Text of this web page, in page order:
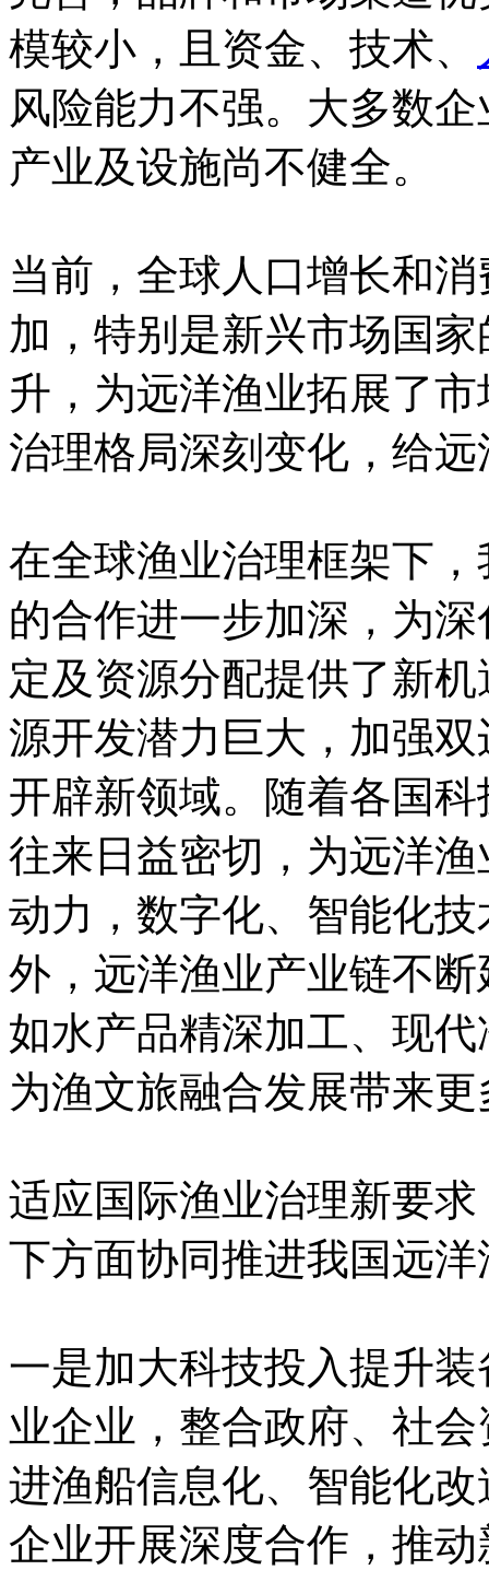
模较小，且资金、技术、
风险能力不强。大多数
产业及设施尚不健全。
当前，全球人口增长和
加，特别是新兴市场国
升，为远洋渔业拓展了
治理格局深刻变化，给
在全球渔业治理框架下
的合作进一步加深，为
定及资源分配提供了新
源开发潜力巨大，加强
开辟新领域。随着各国
往来日益密切，为远洋
动力，数字化、智能化
外，远洋渔业产业链不
如水产品精深加工、现
为渔文旅融合发展带来
适应国际渔业治理新要
下方面协同推进我国远
一是加大科技投入提升
业企业，整合政府、社
进渔船信息化、智能化
企业开展深度合作，推